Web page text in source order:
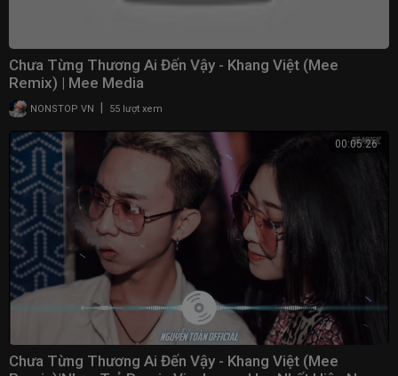
Chưa Từng Thương Ai Đến Vậy - Khang Việt (Mee
Remix) | Mee Media
NONSTOP VN 55 lượt xem
00:05:26
Chưa Từng Thương Ai Đến Vậy - Khang Việt (Mee